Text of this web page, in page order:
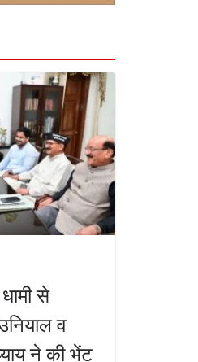
से
व
ने की भेंट